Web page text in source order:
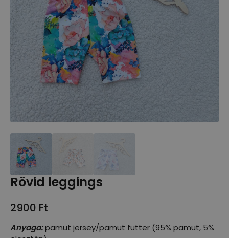
Rövid leggings
2900 Ft
Anyaga:pamut jersey/pamut futter (95% pamut, 5%